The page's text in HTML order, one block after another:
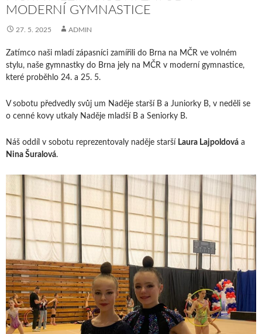
MODERNÍ GYMNASTICE
27. 5. 2025 ADMIN
Zatímco naši mladí zápasníci zamířili do Brna na MČR ve volném
stylu, naše gymnastky do Brna jely na MČR v moderní gymnastice,
které proběhlo 24. a 25. 5.
V sobotu předvedly svůj um Naděje starší B a Juniorky B, v neděli se
o cenné kovy utkaly Naděje mladší B a Seniorky B.
Náš oddíl v sobotu reprezentovaly naděje starší Laura Lajpoldová a
Nina Šuralová.